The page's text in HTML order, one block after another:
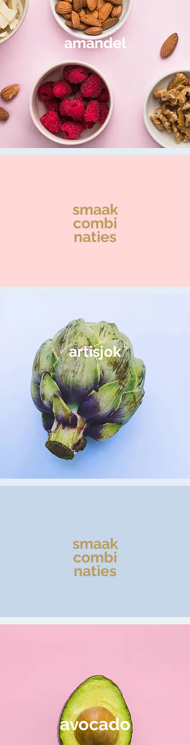
amandel
smaak
combi
naties
artisjok
smaak
combi
naties
avocado